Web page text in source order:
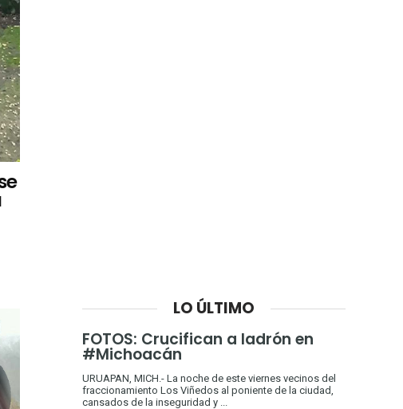
LO ÚLTIMO
FOTOS: Crucifican a ladrón en
#Michoacán
URUAPAN, MICH.- La noche de este viernes vecinos del
fraccionamiento Los Viñedos al poniente de la ciudad,
cansados de la inseguridad y ...